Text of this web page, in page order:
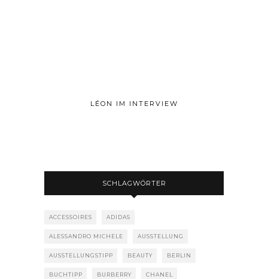
LÉON IM INTERVIEW
SCHLAGWÖRTER
ACCESSOIRES ADIDAS
ALESSANDRO MICHELE AUSSTELLUNG
AUSSTELLUNGSTIPP BEAUTY BERLIN
BUCHTIPP BURBERRY CHANEL